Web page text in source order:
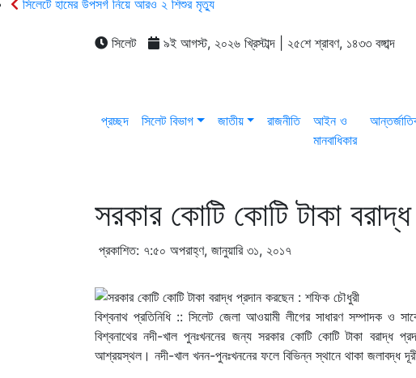
সিলেটে হামের উপসর্গ নিয়ে আরও ২ শিশুর মৃত্যু
সিলেট ৯ই আগস্ট, ২০২৬ খ্রিস্টাব্দ | ২৫শে শ্রাবণ, ১৪৩৩ বঙ্গাব্দ
প্রচ্ছদ সিলেট বিভাগ জাতীয় রাজনীতি
আইন ও
মানবাধিকার
সরকার কোটি কোটি টাকা
প্রকাশিত: ৭:৫০ অপরাহ্ণ, জানুয়ারি ৩১, ২০১৭
বিশ্বনাথ প্রতিনিধি :: সিলেট জেলা আওয়ামী লীগের সাধারণ সম্পাদক ও
বিশ্বনাথের নদী-খাল পুনঃখননের জন্য সরকার কোটি কোটি টাকা বরাদ্ধ
আশ্রয়স্থল। নদী-খাল খনন-পুনঃখননের ফলে বিভিন্ন স্থানে থাকা জলাবদ্ধ